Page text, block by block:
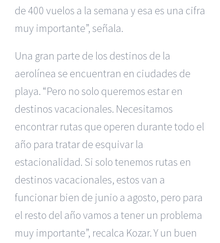
de 400 vuelos a la semana y esa es una cifra
muy importante”, señala.
Una gran parte de los destinos de la
aerolínea se encuentran en ciudades de
playa. “Pero no solo queremos estar en
destinos vacacionales. Necesitamos
encontrar rutas que operen durante todo el
año para tratar de esquivar la
estacionalidad. Si solo tenemos rutas en
destinos vacacionales, estos van a
funcionar bien de junio a agosto, pero para
el resto del año vamos a tener un problema
muy importante”, recalca Kozar. Y un buen